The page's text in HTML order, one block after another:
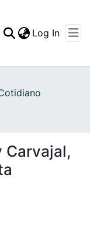
Log In
Carvajal,